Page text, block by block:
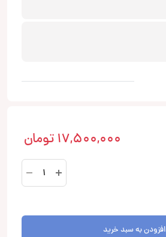
17,500,000 تومان
RSB300
ساب
افزودن به سبد خرید